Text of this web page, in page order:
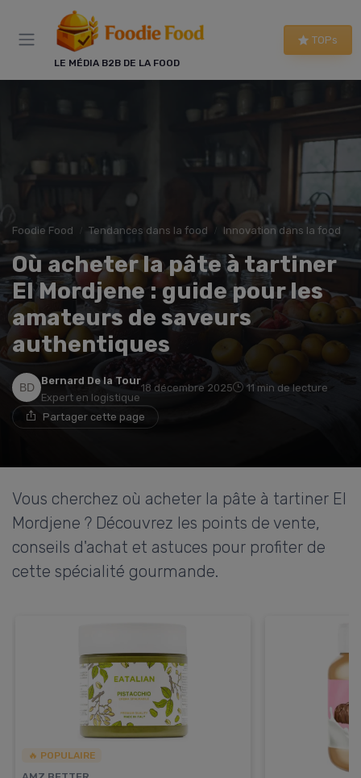
LE MÉDIA B2B DE LA FOOD
TOPs
Foodie Food Tendances dans la food Innovation dans la food
Où acheter la pâte à tartiner
El Mordjene : guide pour les
amateurs de saveurs
authentiques
Bernard De la Tour
Expert en logistique
18 décembre 2025 11 min de lecture
Partager cette page
Vous cherchez où acheter la pâte à tartiner El
Mordjene ? Découvrez les points de vente,
conseils d'achat et astuces pour profiter de
cette spécialité gourmande.
🔥 POPULAIRE
Panneau de gestion des cookies